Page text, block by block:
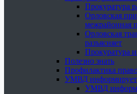
Прокуратура
Орловская
межрайонная
Орловская
разъясняет
Прокуратура
Полезно знать
Профилактика
УМВД информирует
УМВД